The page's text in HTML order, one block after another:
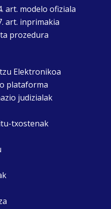
art. modelo ofiziala
art. inprimakia
prozedura
Elektronikoa
plataforma
judizialak
txostenak